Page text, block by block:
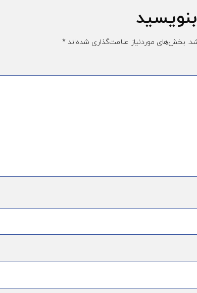
بخش‌های موردنیاز علامت‌گذاری شده‌اند *